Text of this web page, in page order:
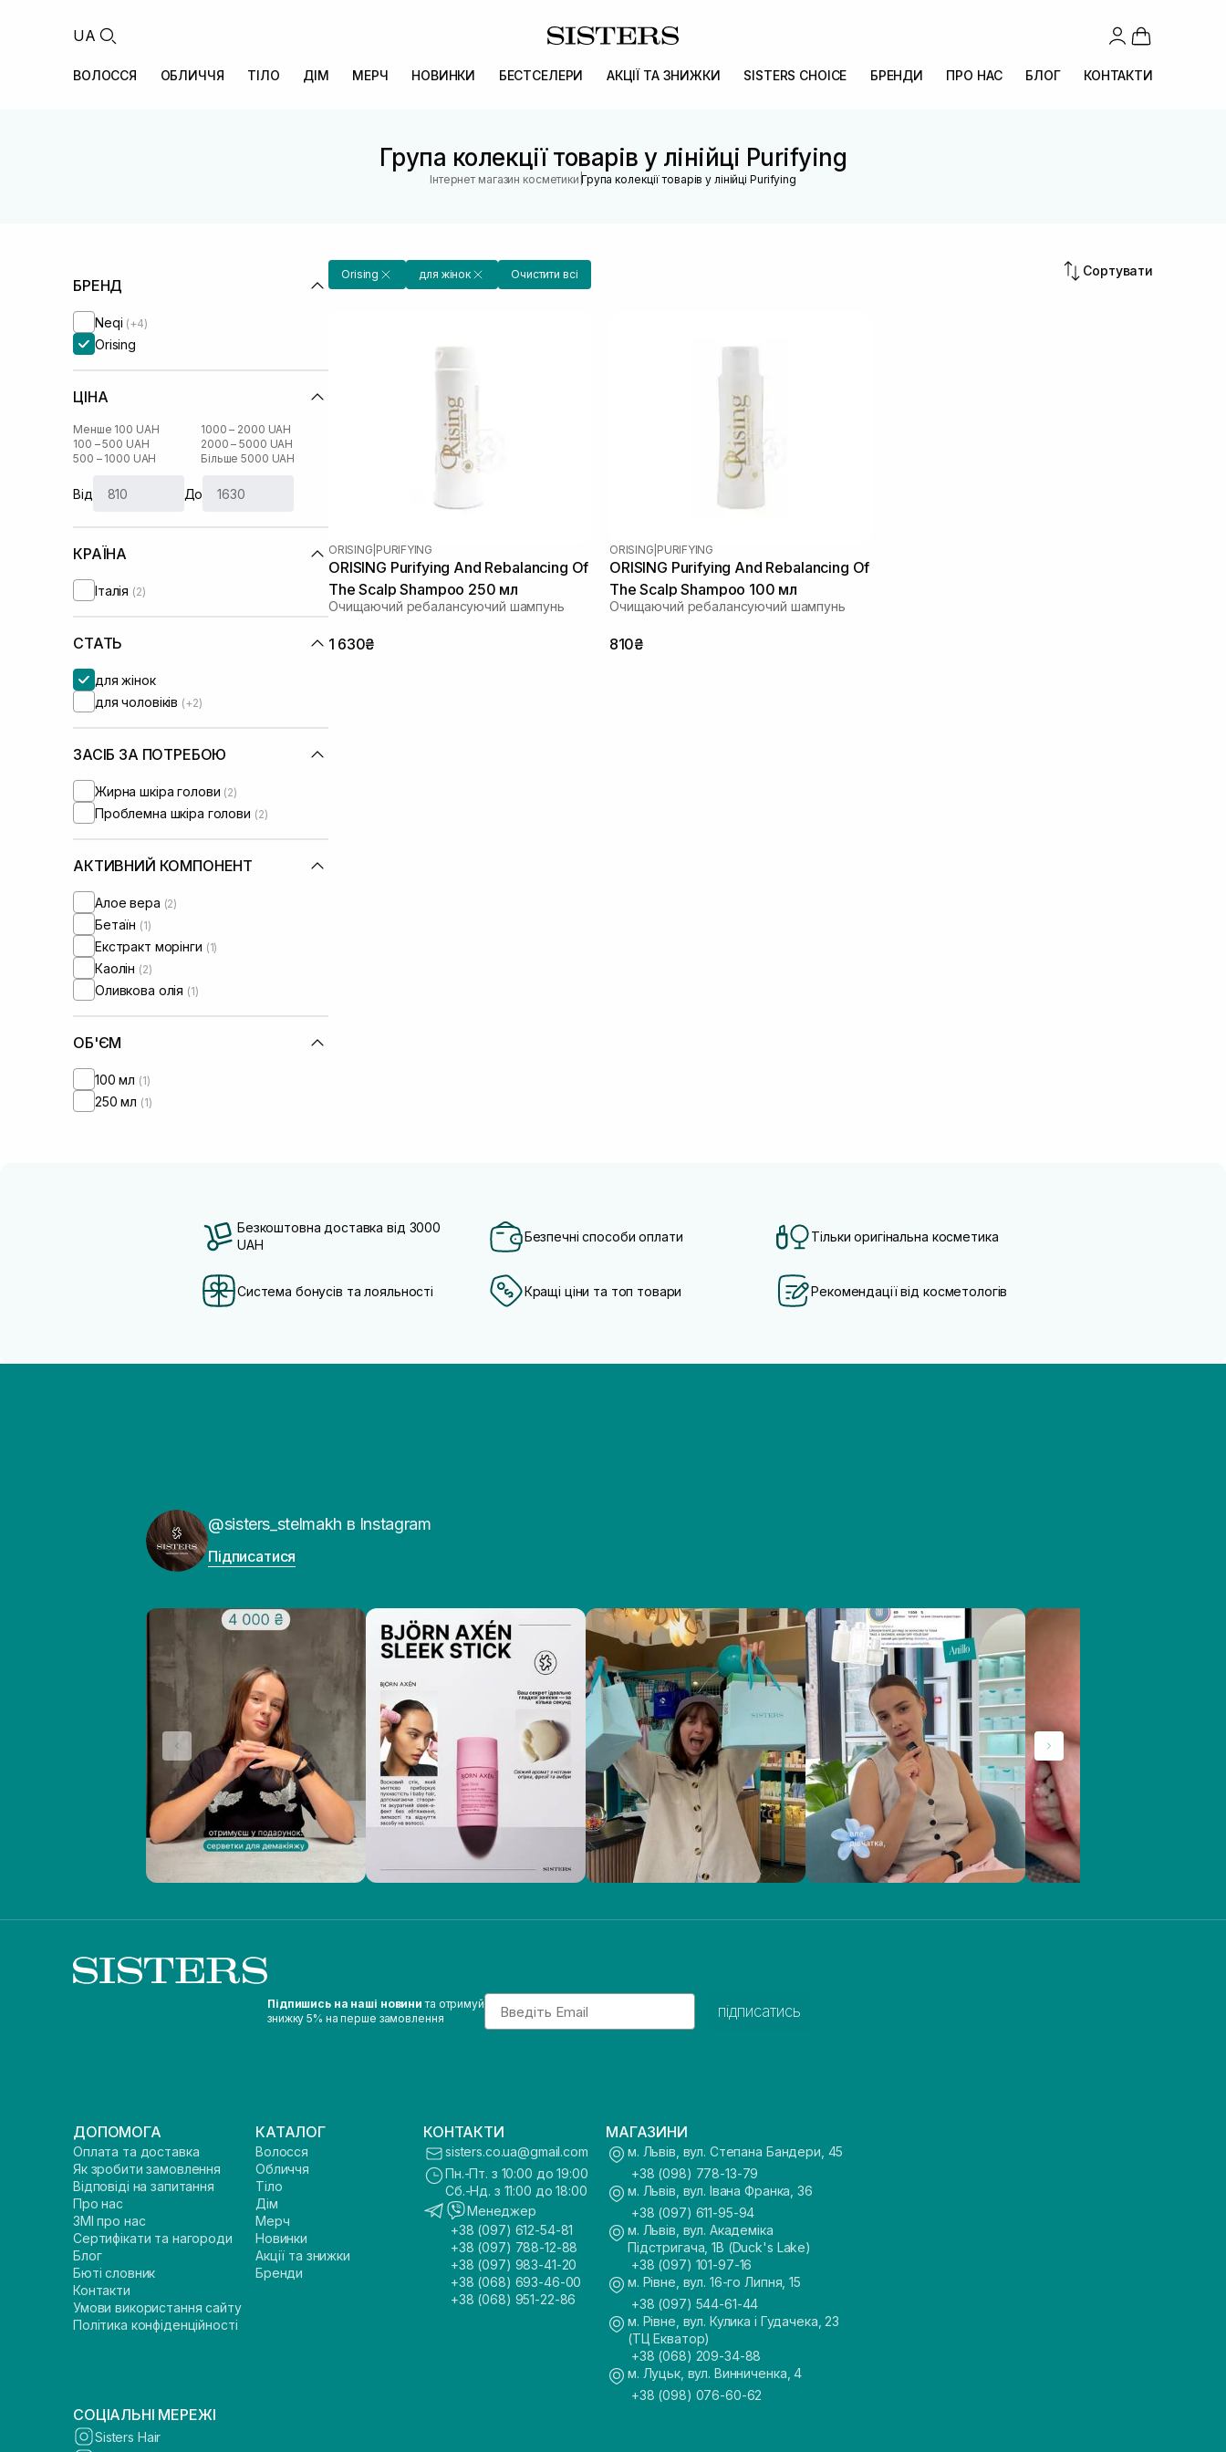
UA
ВОЛОССЯ ОБЛИЧЧЯ ТІЛО ДІМ МЕРЧ НОВИНКИ БЕСТСЕЛЕРИ АКЦІЇ ТА ЗНИЖКИ SISTERS CHOICE БРЕНДИ ПРО НАС БЛОГ КОНТАКТИ
Група колекції товарів у лінійці Purifying
Інтернет магазин косметики |Група колекції товарів у лінійці Purifying
БРЕНД
Neqi (+4)
Orising
ЦІНА
Менше 100 UAH
100 – 500 UAH
500 – 1000 UAH
1000 – 2000 UAH
2000 – 5000 UAH
Більше 5000 UAH
Від До
КРАЇНА
Італія (2)
СТАТЬ
для жінок
для чоловіків (+2)
ЗАСІБ ЗА ПОТРЕБОЮ
Жирна шкіра голови (2)
Проблемна шкіра голови (2)
АКТИВНИЙ КОМПОНЕНТ
Алое вера (2)
Бетаїн (1)
Екстракт морінги (1)
Каолін (2)
Оливкова олія (1)
ОБ'ЄМ
100 мл (1)
250 мл (1)
Orising для жінок Очистити всі Сортувати
ORISING PURIFYING
ORISING Purifying And Rebalancing Of
The Scalp Shampoo 250 мл
Очищаючий ребалансуючий шампунь
1 630₴
ORISING PURIFYING
ORISING Purifying And Rebalancing Of
The Scalp Shampoo 100 мл
Очищаючий ребалансуючий шампунь
810₴
Безкоштовна доставка від 3000
UAH
Безпечні способи оплати Тільки оригінальна косметика
Система бонусів та лояльності Кращі ціни та топ товари Рекомендації від косметологів
@sisters_stelmakh в Instagram
Підписатися
Підпишись на наші новини та отримуй
знижку 5% на перше замовлення
Email
підписатись
ДОПОМОГА
Оплата та доставка
Як зробити замовлення
Відповіді на запитання
Про нас
ЗМІ про нас
Сертифікати та нагороди
Блог
Бюті словник
Контакти
Умови використання сайту
Політика конфіденційності
КАТАЛОГ
Волосся
Обличчя
Тіло
Дім
Мерч
Новинки
Акції та знижки
Бренди
КОНТАКТИ
sisters.co.ua@gmail.com
Пн.-Пт. з 10:00 до 19:00
Сб.-Нд. з 11:00 до 18:00
Менеджер
+38 (097) 612-54-81
+38 (097) 788-12-88
+38 (097) 983-41-20
+38 (068) 693-46-00
+38 (068) 951-22-86
МАГАЗИНИ
м. Львів, вул. Степана Бандери, 45
+38 (098) 778-13-79
м. Львів, вул. Івана Франка, 36
+38 (097) 611-95-94
м. Львів, вул. Академіка
Підстригача, 1В (Duck's Lake)
+38 (097) 101-97-16
м. Рівне, вул. 16-го Липня, 15
+38 (097) 544-61-44
м. Рівне, вул. Кулика і Гудачека, 23
(ТЦ Екватор)
+38 (068) 209-34-88
м. Луцьк, вул. Винниченка, 4
+38 (098) 076-60-62
СОЦІАЛЬНІ МЕРЕЖІ
Sisters Hair